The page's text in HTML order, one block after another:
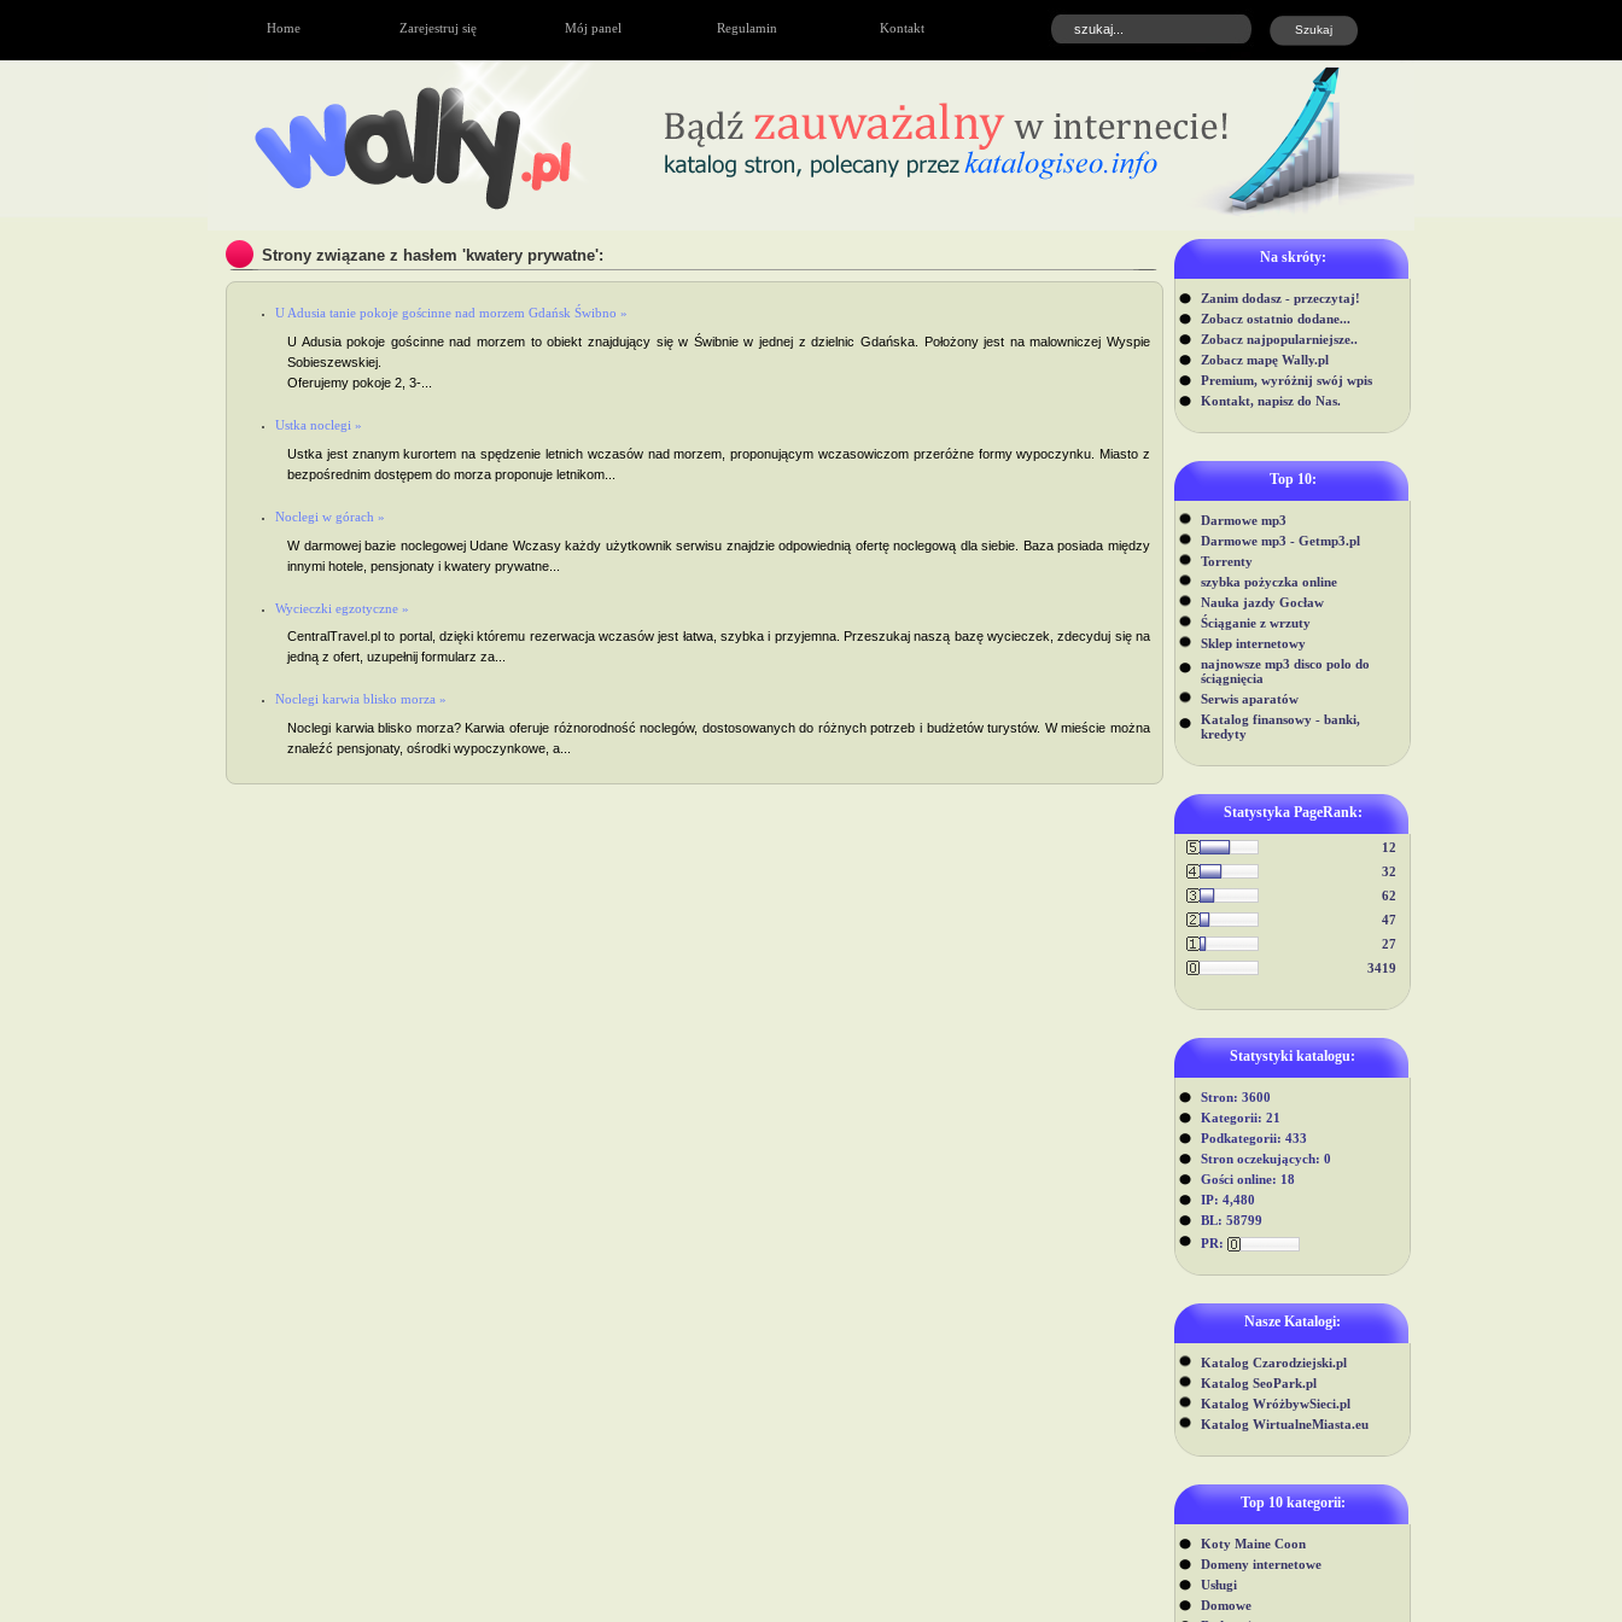
Home Zarejestruj się Mój panel Regulamin Kontakt
Na skróty:
Zanim dodasz - przeczytaj!
Zobacz ostatnio dodane...
Zobacz najpopularniejsze..
Zobacz mapę Wally.pl
Premium, wyróżnij swój wpis
Kontakt, napisz do Nas.
Top 10:
Darmowe mp3
Darmowe mp3 - Getmp3.pl
Torrenty
szybka pożyczka online
Nauka jazdy Gocław
Ściąganie z wrzuty
Sklep internetowy
najnowsze mp3 disco polo do
ściągnięcia
Serwis aparatów
Katalog finansowy - banki,
kredyty
Statystyka PageRank:
12
32
62
47
27
3419
Statystyki katalogu:
Stron: 3600
Kategorii: 21
Podkategorii: 433
Stron oczekujących: 0
Gości online: 18
IP: 4,480
BL: 58799
PR:
Nasze Katalogi:
Katalog Czarodziejski.pl
Katalog SeoPark.pl
Katalog WróżbywSieci.pl
Katalog WirtualneMiasta.eu
Top 10 kategorii:
Koty Maine Coon
Domeny internetowe
Usługi
Domowe
Strony związane z hasłem 'kwatery prywatne':
U Adusia tanie pokoje gościnne nad morzem Gdańsk Świbno »
U Adusia pokoje gościnne nad morzem to obiekt znajdujący się w Świbnie w jednej z dzielnic Gdańska. Położony jest na malowniczej Wyspie
Sobieszewskiej.
Oferujemy pokoje 2, 3-...
Ustka noclegi »
Ustka jest znanym kurortem na spędzenie letnich wczasów nad morzem, proponującym wczasowiczom przeróżne formy wypoczynku. Miasto z
bezpośrednim dostępem do morza proponuje letnikom...
Noclegi w górach »
W darmowej bazie noclegowej Udane Wczasy każdy użytkownik serwisu znajdzie odpowiednią ofertę noclegową dla siebie. Baza posiada między
innymi hotele, pensjonaty i kwatery prywatne...
Wycieczki egzotyczne »
CentralTravel.pl to portal, dzięki któremu rezerwacja wczasów jest łatwa, szybka i przyjemna. Przeszukaj naszą bazę wycieczek, zdecyduj się na
jedną z ofert, uzupełnij formularz za...
Noclegi karwia blisko morza »
Noclegi karwia blisko morza? Karwia oferuje różnorodność noclegów, dostosowanych do różnych potrzeb i budżetów turystów. W mieście można
znaleźć pensjonaty, ośrodki wypoczynkowe, a...